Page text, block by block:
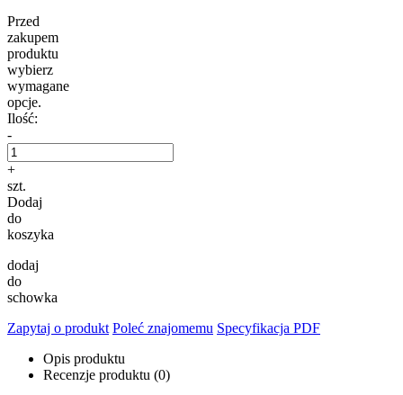
Przed
zakupem
produktu
wybierz
wymagane
opcje.
Ilość:
-
+
szt.
Dodaj
do
koszyka
dodaj
do
schowka
Zapytaj o produkt Poleć znajomemu Specyfikacja PDF
Opis produktu
Recenzje produktu (0)